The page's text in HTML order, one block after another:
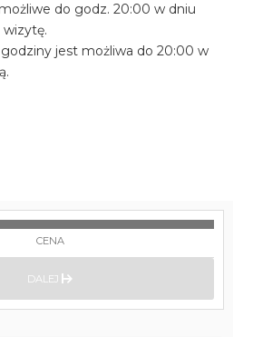
do godz. 20:00 w dniu
jest możliwa do 20:00 w
CENA
DALEJ